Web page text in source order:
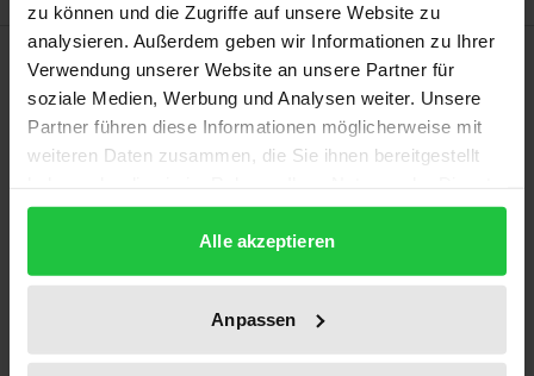
zu können und die Zugriffe auf unsere Website zu
analysieren. Außerdem geben wir Informationen zu Ihrer
Verwendung unserer Website an unsere Partner für
soziale Medien, Werbung und Analysen weiter. Unsere
Partner führen diese Informationen möglicherweise mit
weiteren Daten zusammen, die Sie ihnen bereitgestellt
gesammelt haben.
Alle akzeptieren
Anpassen
Beschreibung
Die Arbeit beinhaltet eine umfassende
vergleichende Analyse der Regelungen über die
internationaler Schiedsinstitutionen. Die
Gestaltung der Schiedsrichterablehnung auf den
Prüfstand gestellt. Dabei wird insbesondere